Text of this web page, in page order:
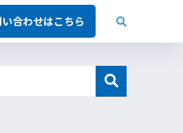
合わせはこちら